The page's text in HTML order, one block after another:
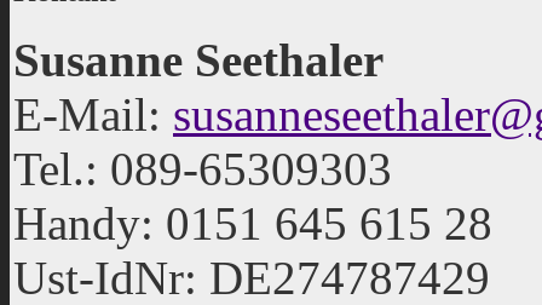
Susanne Seethaler
E-Mail:
Tel.: 089-65309303
Handy: 0151 645 615 28
Ust-IdNr: DE274787429